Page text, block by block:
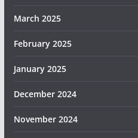
March 2025
February 2025
January 2025
December 2024
November 2024